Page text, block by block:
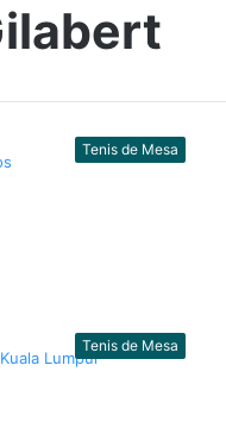
Tenis de Mesa
Tenis de Mesa